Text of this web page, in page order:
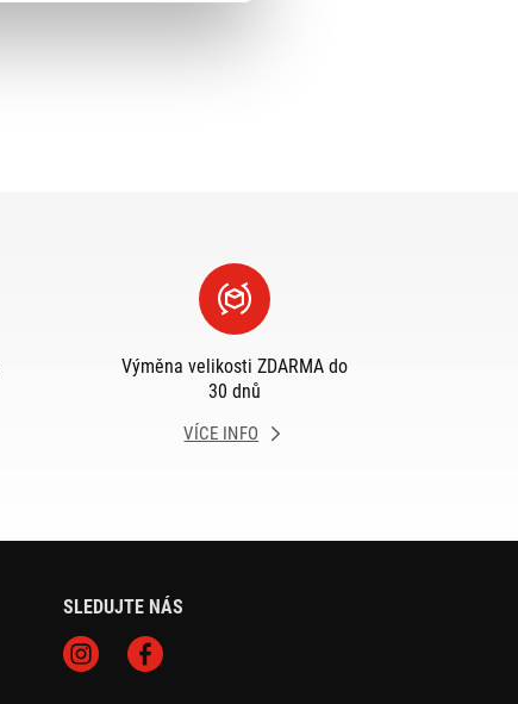
Výměna velikosti ZDARMA do
30 dnů
VÍCE INFO
SLEDUJTE NÁS